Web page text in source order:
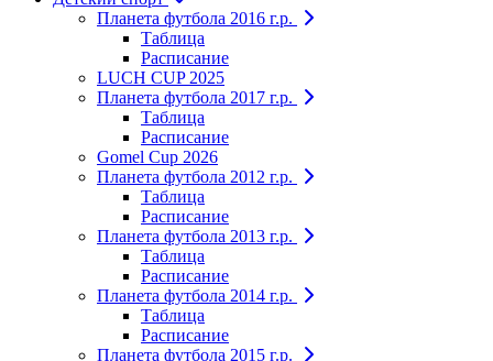
Планета футбола 2016 г.р.
Таблица
Расписание
LUCH CUP 2025
Планета футбола 2017 г.р.
Таблица
Расписание
Gomel Cup 2026
Планета футбола 2012 г.р.
Таблица
Расписание
Планета футбола 2013 г.р.
Таблица
Расписание
Планета футбола 2014 г.р.
Таблица
Расписание
Планета футбола 2015 г.р.